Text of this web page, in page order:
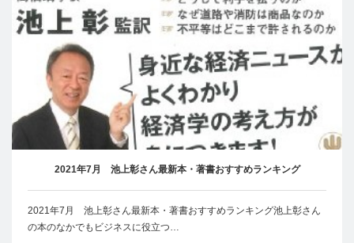
2021年7月 池上彰さん最新本・著書おすすめランキング
2021年7月 池上彰さん最新本・著書おすすめランキング池上彰さん
の本のなかでもビジネスに役立つ…